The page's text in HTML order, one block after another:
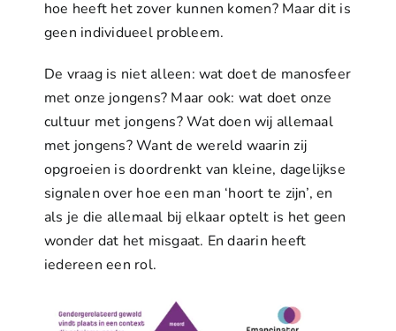
hoe heeft het zover kunnen komen? Maar dit is
geen individueel probleem.
De vraag is niet alleen: wat doet de manosfeer
met onze jongens? Maar ook: wat doet onze
cultuur met jongens? Wat doen wij allemaal
met jongens? Want de wereld waarin zij
opgroeien is doordrenkt van kleine, dagelijkse
signalen over hoe een man ‘hoort te zijn’, en
als je die allemaal bij elkaar optelt is het geen
wonder dat het misgaat. En daarin heeft
iedereen een rol.